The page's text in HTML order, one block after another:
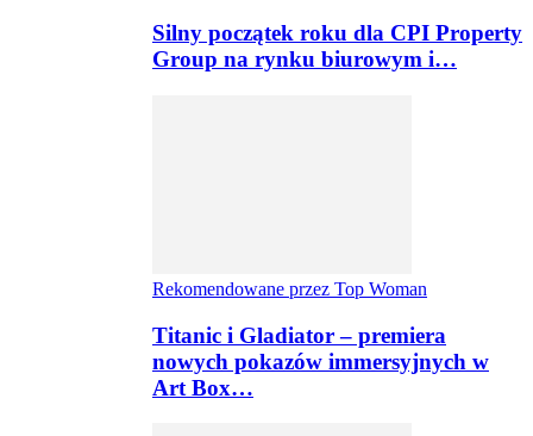
Silny początek roku dla CPI Property
Group na rynku biurowym i…
Rekomendowane przez Top Woman
Titanic i Gladiator – premiera
nowych pokazów immersyjnych w
Art Box…